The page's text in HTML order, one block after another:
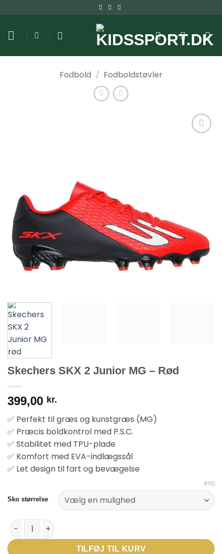
til
indhold
Fodbold / Fodboldstøvler
Skechers SKX 2 Junior MG – Rød
399,00 kr.
✅ Perfekt til græs og kunstgræs (MG)
✅ Præcis boldkontrol med P.S.C.
✅ Stabilitet med TPU-plade
✅ Komfort med EVA-indlægssål
✅ Let design til fart og bevægelse
Sko størrelse
RYD
Skechers SKX 2 Junior MG - Rød antal
TILFØJ TIL KURV